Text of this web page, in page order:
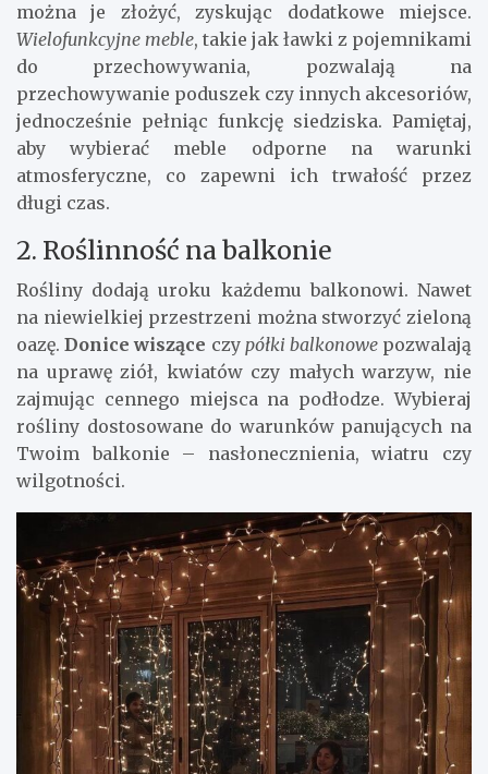
można je złożyć, zyskując dodatkowe miejsce.
Wielofunkcyjne meble, takie jak ławki z pojemnikami
do przechowywania, pozwalają na
przechowywanie poduszek czy innych akcesoriów,
jednocześnie pełniąc funkcję siedziska. Pamiętaj,
aby wybierać meble odporne na warunki
atmosferyczne, co zapewni ich trwałość przez
długi czas.
2. Roślinność na balkonie
Rośliny dodają uroku każdemu balkonowi. Nawet
na niewielkiej przestrzeni można stworzyć zieloną
oazę.Donice wiszące czy półki balkonowepozwalają
na uprawę ziół, kwiatów czy małych warzyw, nie
zajmując cennego miejsca na podłodze. Wybieraj
rośliny dostosowane do warunków panujących na
Twoim balkonie – nasłonecznienia, wiatru czy
wilgotności.